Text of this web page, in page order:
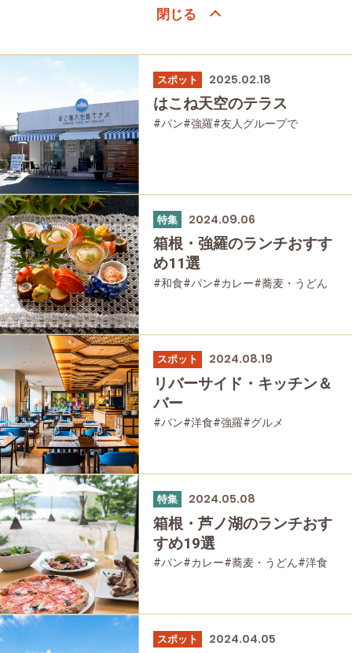
スポット 2025.02.18
はこね天空のテラス
#パン#強羅#友人グループで
特集 2024.09.06
箱根・強羅のランチおすす
め11選
#和食#パン#カレー#蕎麦・うどん
スポット 2024.08.19
リバーサイド・キッチン＆
バー
#パン#洋食#強羅#グルメ
特集 2024.05.08
箱根・芦ノ湖のランチおす
すめ19選
#パン#カレー#蕎麦・うどん#洋食
スポット 2024.04.05